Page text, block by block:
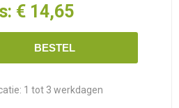
€ 14,65
BESTEL
1 tot 3 werkdagen